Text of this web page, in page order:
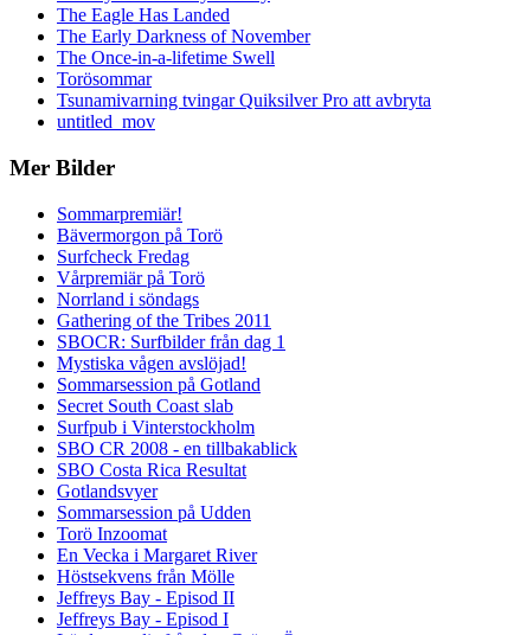
The Eagle Has Landed
The Early Darkness of November
The Once-in-a-lifetime Swell
Torösommar
Tsunamivarning tvingar Quiksilver Pro att avbryta
untitled_mov
Mer Bilder
Sommarpremiär!
Bävermorgon på Torö
Surfcheck Fredag
Vårpremiär på Torö
Norrland i söndags
Gathering of the Tribes 2011
SBOCR: Surfbilder från dag 1
Mystiska vågen avslöjad!
Sommarsession på Gotland
Secret South Coast slab
Surfpub i Vinterstockholm
SBO CR 2008 - en tillbakablick
SBO Costa Rica Resultat
Gotlandsvyer
Sommarsession på Udden
Torö Inzoomat
En Vecka i Margaret River
Höstsekvens från Mölle
Jeffreys Bay - Episod II
Jeffreys Bay - Episod I